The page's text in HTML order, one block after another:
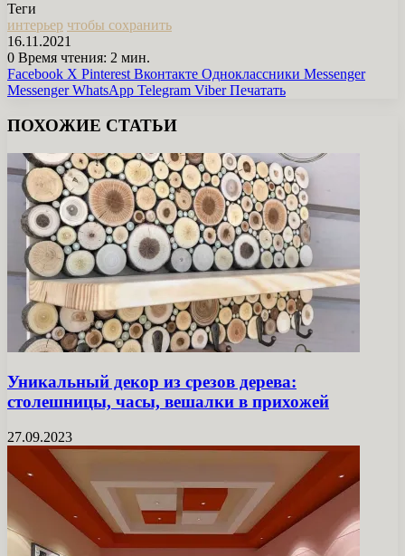
Теги
интерьер чтобы сохранить
16.11.2021
0 Время чтения: 2 мин.
Facebook X Pinterest Вконтакте Одноклассники Messenger
Messenger WhatsApp Telegram Viber Печатать
ПОХОЖИЕ СТАТЬИ
Уникальный декор из срезов дерева:
столешницы, часы, вешалки в прихожей
27.09.2023